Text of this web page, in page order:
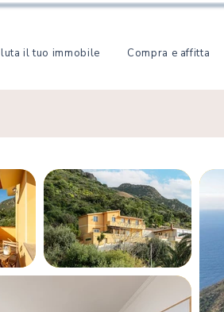
il tuo immobile Compra e affitta